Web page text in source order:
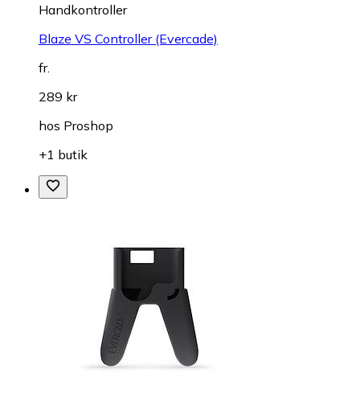
Handkontroller
Blaze VS Controller (Evercade)
fr.
289 kr
hos Proshop
+1 butik